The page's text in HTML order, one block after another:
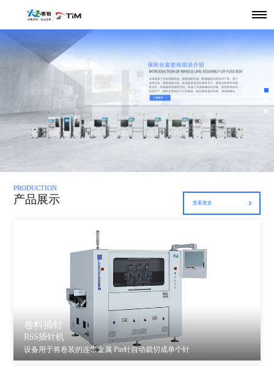
PRODUCTION
产品展示 查看更多
卷料插针
R6S插针机
设备用于将卷装的连带金属 Pin针自动裁切成单个针